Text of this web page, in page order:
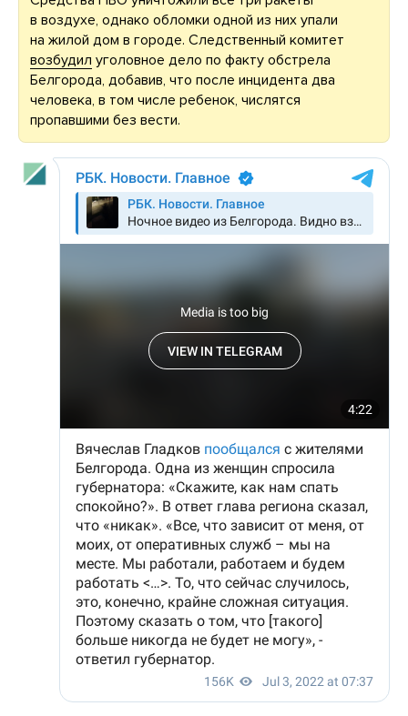
в воздухе, однако обломки одной из них упали
на жилой дом в городе. Следственный комитет
возбудил уголовное дело по факту обстрела
Белгорода, добавив, что после инцидента два
человека, в том числе ребенок, числятся
пропавшими без вести.